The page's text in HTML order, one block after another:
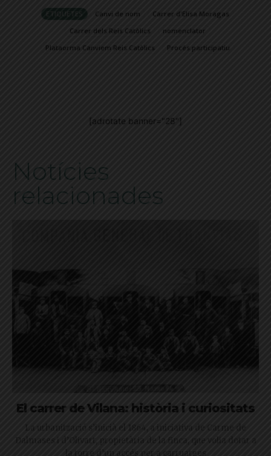
ETIQUETES Canvi de nom
Carrer d'Elisa Moragas
Carrer dels Reis Catòlics
nomenclator
Plataorma Canviem Reis Catòlics
Procés participatiu
[adrotate banner="28"]
Notícies
relacionades
El carrer de Vilana: història i curiositats
La urbanització s’inicià el 1864, a iniciativa de Carme de
Dalmases i d’Olivart, propietària de la finca, que volia dotar a
la torre d’un accés per a carruatges